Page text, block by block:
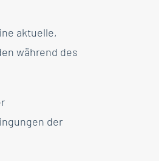
aktuelle,
während des
der